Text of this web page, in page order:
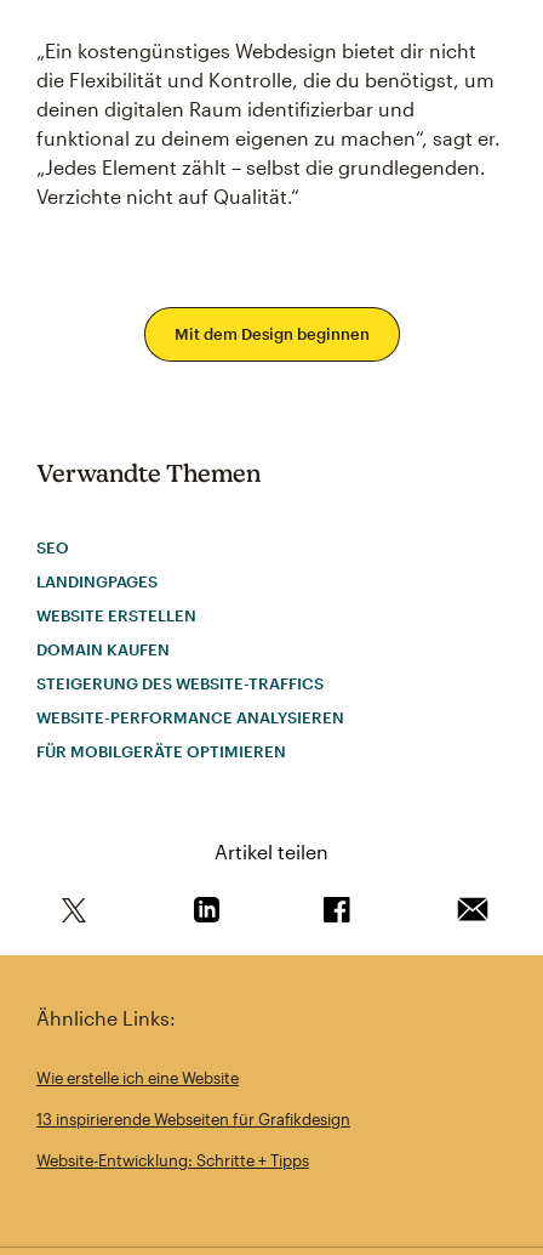
„Ein kostengünstiges Webdesign bietet dir nicht
die Flexibilität und Kontrolle, die du benötigst, um
deinen digitalen Raum identifizierbar und
funktional zu deinem eigenen zu machen“, sagt er.
„Jedes Element zählt – selbst die grundlegenden.
Verzichte nicht auf Qualität.“
Mit dem Design beginnen
Verwandte Themen
SEO
LANDINGPAGES
WEBSITE ERSTELLEN
DOMAIN KAUFEN
STEIGERUNG DES WEBSITE-TRAFFICS
WEBSITE-PERFORMANCE ANALYSIEREN
FÜR MOBILGERÄTE OPTIMIEREN
Artikel teilen
Ähnliche Links:
Wie erstelle ich eine Website
13 inspirierende Webseiten für Grafikdesign
Website-Entwicklung: Schritte + Tipps